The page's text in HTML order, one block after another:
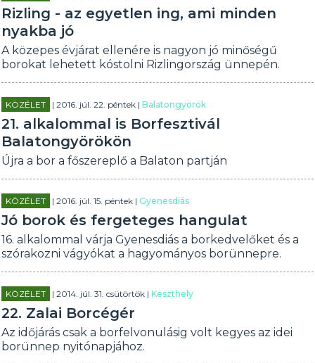
Rizling - az egyetlen ing, ami minden
nyakba jó
A közepes évjárat ellenére is nagyon jó minőségű
borokat lehetett kóstolni Rizlingország ünnepén.
KÖZÉLET | 2016. júl. 22. péntek |Balatongyörök
21. alkalommal is Borfesztivál
Balatongyörökön
Újra a bor a főszereplő a Balaton partján
KÖZÉLET | 2016. júl. 15. péntek |Gyenesdiás
Jó borok és fergeteges hangulat
16. alkalommal várja Gyenesdiás a borkedvelőket és a
szórakozni vágyókat a hagyományos borünnepre.
KÖZÉLET | 2014. júl. 31. csütörtök |Keszthely
22. Zalai Borcégér
Az időjárás csak a borfelvonulásig volt kegyes az idei
borünnep nyitónapjához.